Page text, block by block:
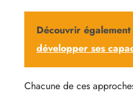
Découvrir également
développer ses
Chacune de ces